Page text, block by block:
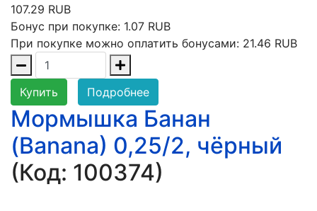
107.29 RUB
Бонус при покупке: 1.07 RUB
При покупке можно оплатить бонусами: 21.46 RUB
Купить Подробнее
Мормышка Банан
(Banana) 0,25/2, чёрный
(Код: 100374)